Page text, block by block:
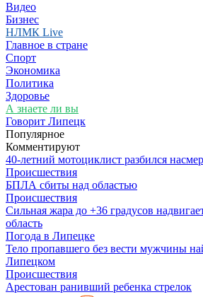
Видео
Бизнес
НЛМК Live
Главное в стране
Спорт
Экономика
Политика
Здоровье
А знаете ли вы
Говорит Липецк
Популярное
Комментируют
40-летний мотоциклист разбился
Происшествия
БПЛА сбиты над областью
Происшествия
Сильная жара до +36 градусов
область
Погода в Липецке
Тело пропавшего без вести мужчины
Липецком
Происшествия
Арестован ранивший ребенка стрелок